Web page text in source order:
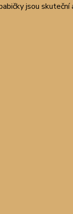
jsou